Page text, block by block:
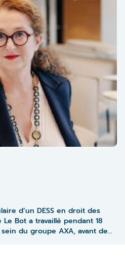
d’un DESS en droit des
Bot a travaillé pendant 18
du groupe AXA, avant de